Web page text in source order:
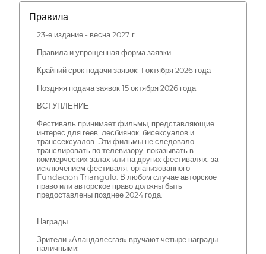
Правила
23-е издание - весна 2027 г.
Правила и упрощенная форма заявки
Крайний срок подачи заявок: 1 октября 2026 года
Поздняя подача заявок 15 октября 2026 года
ВСТУПЛЕНИЕ
Фестиваль принимает фильмы, представляющие
интерес для геев, лесбиянок, бисексуалов и
транссексуалов. Эти фильмы не следовало
транслировать по телевизору, показывать в
коммерческих залах или на других фестивалях, за
исключением фестиваля, организованного
Fundacion Triangulo. В любом случае авторское
право или авторское право должны быть
предоставлены позднее 2024 года.
Награды
Зрители «Аландалесгая» вручают четыре награды
наличными: